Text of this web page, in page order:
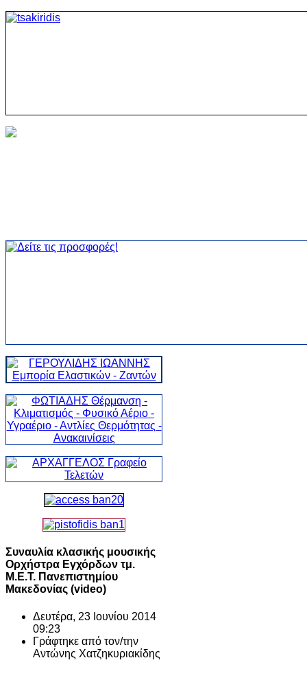
Συναυλία κλασικής μουσικής
Ορχήστρα Εγχόρδων τμ.
Μ.Ε.Τ. Πανεπιστημίου
Μακεδονίας (video)
Δευτέρα, 23 Ιουνίου 2014
09:23
Γράφτηκε από τον/την
Αντώνης Χατζηκυριακίδης